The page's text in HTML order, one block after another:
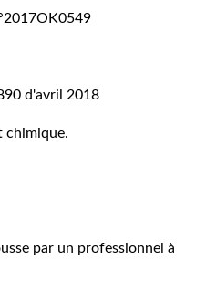
d'avril 2018
chimique.
par un professionnel à